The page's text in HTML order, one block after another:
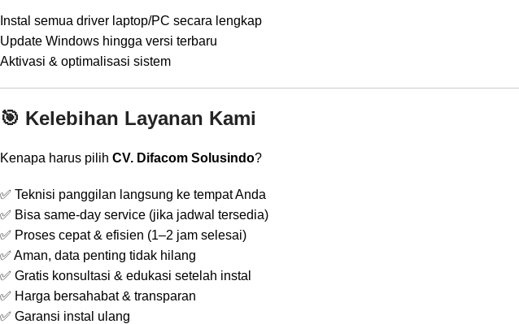
Instal semua driver laptop/PC secara lengkap
Update Windows hingga versi terbaru
Aktivasi & optimalisasi sistem
🎯 Kelebihan Layanan Kami
Kenapa harus pilih CV. Difacom Solusindo?
✅ Teknisi panggilan langsung ke tempat Anda
✅ Bisa same-day service (jika jadwal tersedia)
✅ Proses cepat & efisien (1–2 jam selesai)
✅ Aman, data penting tidak hilang
✅ Gratis konsultasi & edukasi setelah instal
✅ Harga bersahabat & transparan
✅ Garansi instal ulang